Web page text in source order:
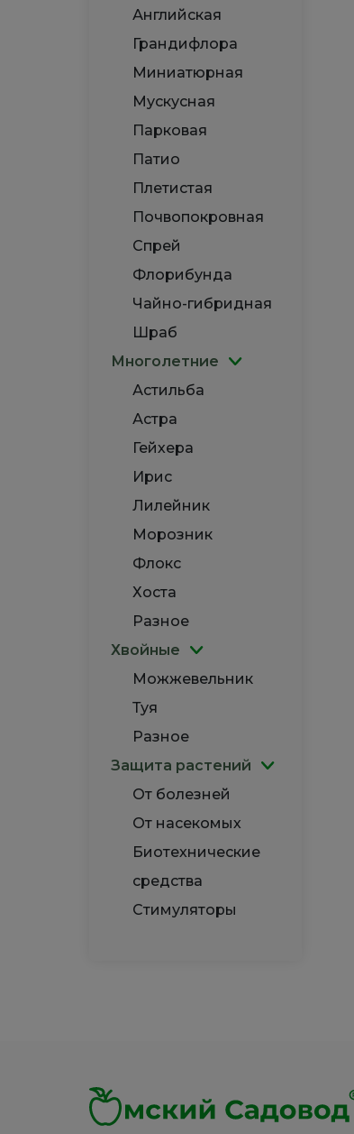
Английская
Грандифлора
Миниатюрная
Мускусная
Парковая
Патио
Плетистая
Почвопокровная
Спрей
Флорибунда
Чайно-гибридная
Шраб
Многолетние
Астильба
Астра
Гейхера
Ирис
Лилейник
Морозник
Флокс
Хоста
Разное
Хвойные
Можжевельник
Туя
Разное
Защита растений
От болезней
От насекомых
Биотехнические
средства
Стимуляторы